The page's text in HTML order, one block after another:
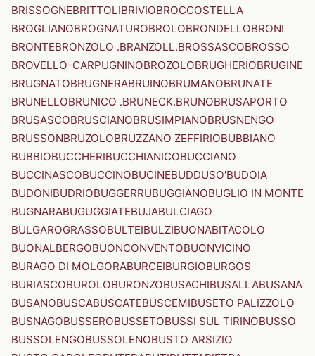
BRISSOGNEBRITTOLIBRIVIOBROCCOSTELLA
BROGLIANOBROGNATUROBROLOBRONDELLOBRONI
BRONTEBRONZOLO .BRANZOLL.BROSSASCOBROSSO
BROVELLO-CARPUGNINOBROZOLOBRUGHERIOBRUGINE
BRUGNATOBRUGNERABRUINOBRUMANOBRUNATE
BRUNELLOBRUNICO .BRUNECK.BRUNOBRUSAPORTO
BRUSASCOBRUSCIANOBRUSIMPIANOBRUSNENGO
BRUSSONBRUZOLOBRUZZANO ZEFFIRIOBUBBIANO
BUBBIOBUCCHERIBUCCHIANICOBUCCIANO
BUCCINASCOBUCCINOBUCINEBUDDUSO'BUDOIA
BUDONIBUDRIOBUGGERRUBUGGIANOBUGLIO IN MONTE
BUGNARABUGUGGIATEBUJABULCIAGO
BULGAROGRASSOBULTEIBULZIBUONABITACOLO
BUONALBERGOBUONCONVENTOBUONVICINO
BURAGO DI MOLGORABURCEIBURGIOBURGOS
BURIASCOBUROLOBURONZOBUSACHIBUSALLABUSANA
BUSANOBUSCABUSCATEBUSCEMIBUSETO PALIZZOLO
BUSNAGOBUSSEROBUSSETOBUSSI SUL TIRINOBUSSO
BUSSOLENGOBUSSOLENOBUSTO ARSIZIO